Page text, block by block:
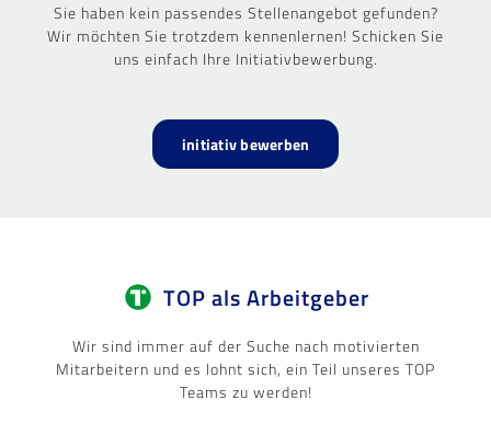
Sie haben kein passendes Stellenangebot gefunden?
Wir möchten Sie trotzdem kennenlernen! Schicken Sie
uns einfach Ihre Initiativbewerbung.
initiativ bewerben
TOP als Arbeitgeber
Wir sind immer auf der Suche nach motivierten
Mitarbeitern und es lohnt sich, ein Teil unseres TOP
Teams zu werden!